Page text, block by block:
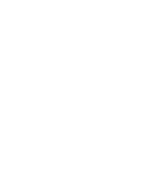
Dalam sambutannya, Ansar
bahasa Indonesia memiliki
sastra Melayu yang tumbuh
Penghargaan ini menjadi
Kepulauan Riau dalam
mengembangkan bahasa